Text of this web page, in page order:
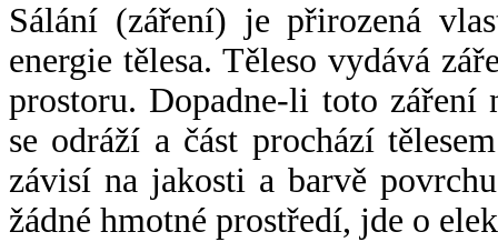
Sálání (záření) je přirozená
energie tělesa. Těleso vydává
prostoru. Dopadne-li toto záření
se odráží a část prochází
závisí na jakosti a barvě
žádné hmotné prostředí, jde o